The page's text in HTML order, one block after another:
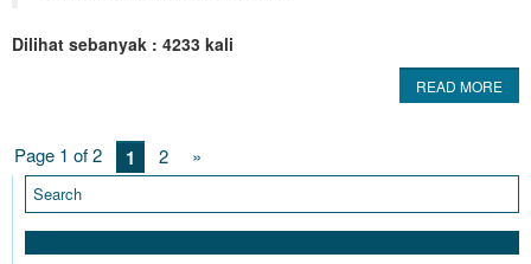
Dilihat sebanyak : 4233 kali
READ MORE
Page 1 of 2 1 2 »